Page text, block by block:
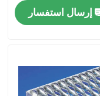
إرسال استفسار